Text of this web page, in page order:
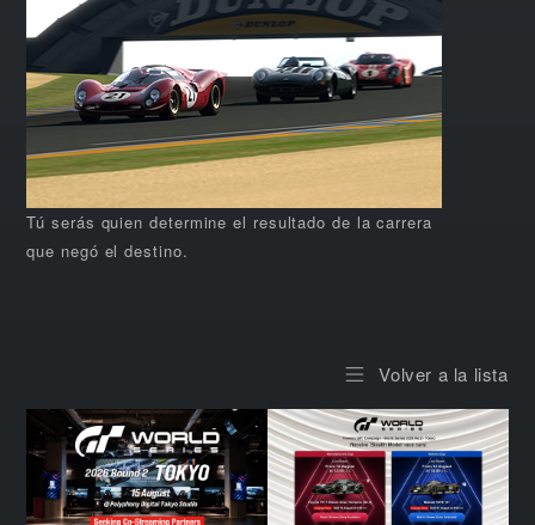
Tú serás quien determine el resultado de la carrera
que negó el destino.
Volver a la lista